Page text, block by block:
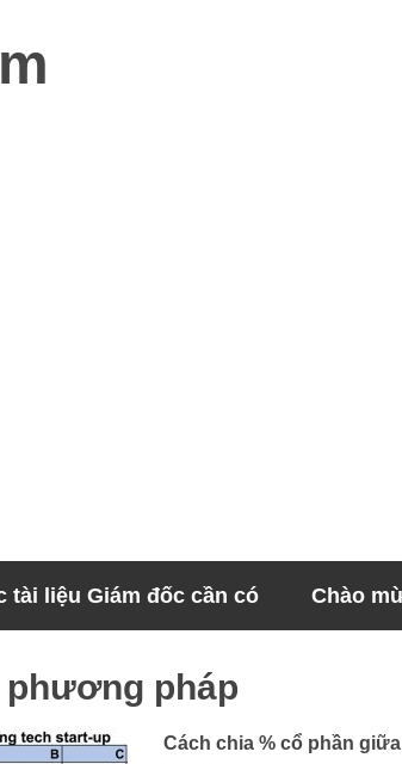
tài liệu Giám đốc cần có Chào
phương pháp
Cách chia % cổ phần